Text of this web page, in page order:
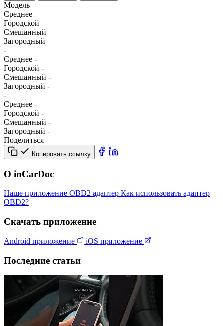
Модель
Среднее
Городской
Смешанный
Загородный
-
Среднее -
Городской -
Смешанный -
Загородный -
-
Среднее -
Городской -
Смешанный -
Загородный -
Поделиться
Копировать ссылку
О inCarDoc
Наше приложение OBD2 адаптер Как использовать адаптер
OBD2?
Скачать приложение
Android приложение iOS приложение
Последние статьи